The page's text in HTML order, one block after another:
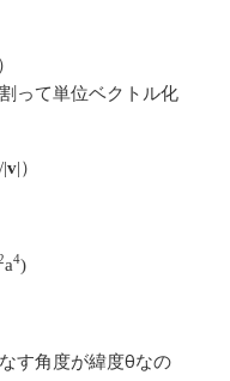
）
って単位ベクトル化
/|v|）
a4)
す角度が緯度θなの